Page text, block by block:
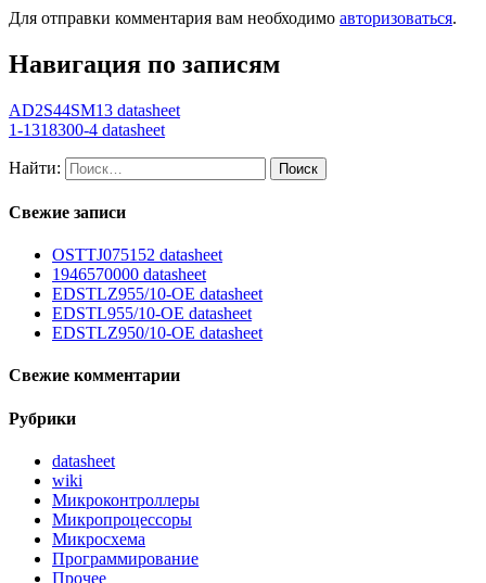
Для отправки комментария вам необходимо авторизоваться.
Навигация по записям
AD2S44SM13 datasheet
1-1318300-4 datasheet
Найти:
Свежие записи
OSTTJ075152 datasheet
1946570000 datasheet
EDSTLZ955/10-OE datasheet
EDSTL955/10-OE datasheet
EDSTLZ950/10-OE datasheet
Свежие комментарии
Рубрики
datasheet
wiki
Микроконтроллеры
Микропроцессоры
Микросхема
Программирование
Прочее